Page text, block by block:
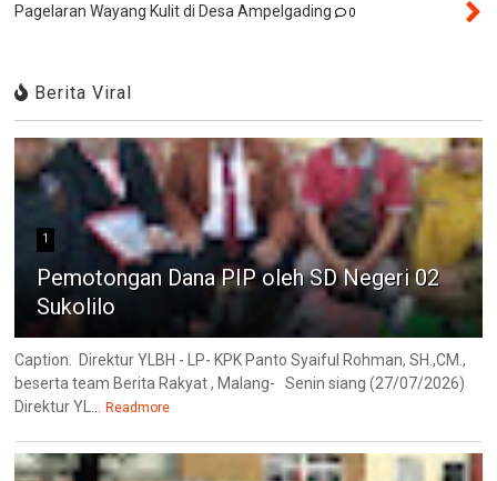
Pagelaran Wayang Kulit di Desa Ampelgading 0
Berita Viral
1
Pemotongan Dana PIP oleh SD Negeri 02
Sukolilo
Caption. Direktur YLBH - LP- KPK Panto Syaiful Rohman, SH.,CM.,
beserta team Berita Rakyat , Malang- Senin siang (27/07/2026)
Direktur YL... Readmore